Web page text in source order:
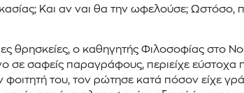
Και αν ναι θα την ωφελούσε;
θρησκείες, ο καθηγητής Φιλοσοφίας στο
σαφείς παραγράφους, περιείχε εύστοχα
του, τον ρώτησε κατά πόσον είχε